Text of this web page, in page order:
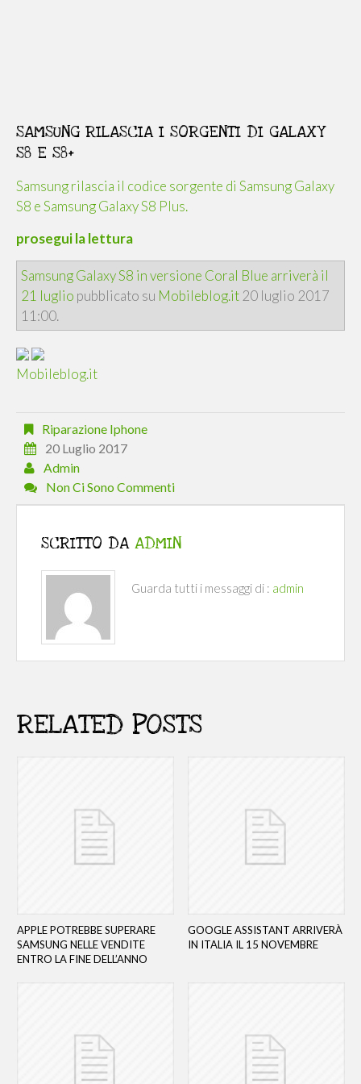
SAMSUNG RILASCIA I SORGENTI DI GALAXY
S8 E S8+
Samsung rilascia il codice sorgente di Samsung Galaxy
S8 e Samsung Galaxy S8 Plus.
prosegui la lettura
Samsung Galaxy S8 in versione Coral Blue arriverà il
21 luglio pubblicato su Mobileblog.it 20 luglio 2017
11:00.
Mobileblog.it
Riparazione Iphone
20 Luglio 2017
Admin
Non Ci Sono Commenti
SCRITTO DA ADMIN
Guarda tutti i messaggi di : admin
RELATED POSTS
APPLE POTREBBE SUPERARE
SAMSUNG NELLE VENDITE
ENTRO LA FINE DELL’ANNO
GOOGLE ASSISTANT ARRIVERÀ
IN ITALIA IL 15 NOVEMBRE